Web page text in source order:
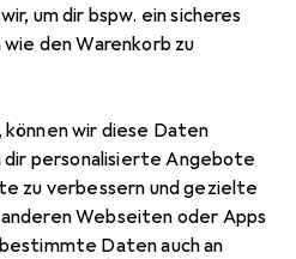
um dir bspw. ein sicheres
den Warenkorb zu
wir diese Daten
dir personalisierte Angebote
zu verbessern und gezielte
Webseiten oder Apps
Daten auch an
Kartonetui Arty